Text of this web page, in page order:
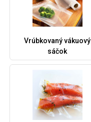
Vrúbkovaný vákuový
sáčok